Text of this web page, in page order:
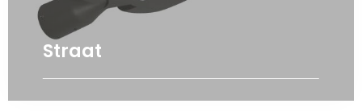
Straat